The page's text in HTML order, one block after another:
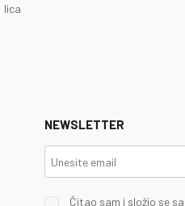
lica
NEWSLETTER
Čitao sam i složio se sa